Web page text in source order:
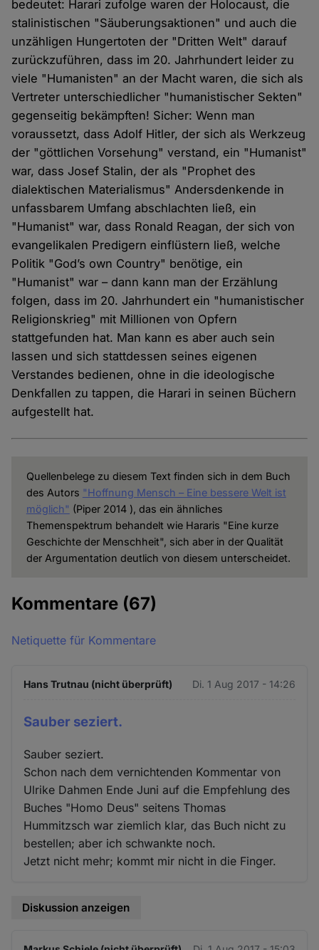
bedeutet: Harari zufolge waren der Holocaust, die
stalinistischen "Säuberungsaktionen" und auch die
unzähligen Hungertoten der "Dritten Welt" darauf
zurückzuführen, dass im 20. Jahrhundert leider zu
viele "Humanisten" an der Macht waren, die sich als
Vertreter unterschiedlicher "humanistischer Sekten"
gegenseitig bekämpften! Sicher: Wenn man
voraussetzt, dass Adolf Hitler, der sich als Werkzeug
der "göttlichen Vorsehung" verstand, ein "Humanist"
war, dass Josef Stalin, der als "Prophet des
dialektischen Materialismus" Andersdenkende in
unfassbarem Umfang abschlachten ließ, ein
"Humanist" war, dass Ronald Reagan, der sich von
evangelikalen Predigern einflüstern ließ, welche
Politik "God’s own Country" benötige, ein
"Humanist" war – dann kann man der Erzählung
folgen, dass im 20. Jahrhundert ein "humanistischer
Religionskrieg" mit Millionen von Opfern
stattgefunden hat. Man kann es aber auch sein
lassen und sich stattdessen seines eigenen
Verstandes bedienen, ohne in die ideologische
Denkfallen zu tappen, die Harari in seinen Büchern
aufgestellt hat.
Quellenbelege zu diesem Text finden sich in dem Buch
des Autors "Hoffnung Mensch – Eine bessere Welt ist
möglich" (Piper 2014 ), das ein ähnliches
Themenspektrum behandelt wie Hararis "Eine kurze
Geschichte der Menschheit", sich aber in der Qualität
der Argumentation deutlich von diesem unterscheidet.
Kommentare (67)
Netiquette für Kommentare
Hans Trutnau (nicht überprüft) Di. 1 Aug 2017 - 14:26
Sauber seziert.
Sauber seziert.
Schon nach dem vernichtenden Kommentar von
Ulrike Dahmen Ende Juni auf die Empfehlung des
Buches "Homo Deus" seitens Thomas
Hummitzsch war ziemlich klar, das Buch nicht zu
bestellen; aber ich schwankte noch.
Jetzt nicht mehr; kommt mir nicht in die Finger.
Diskussion anzeigen